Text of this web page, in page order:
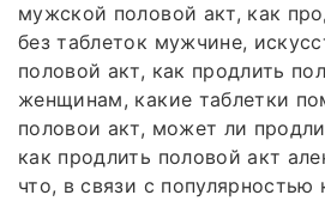
мужской половой акт, как
без таблеток мужчине,
половой акт, как продлить
женщинам, какие таблетки
половои акт, может ли
как продлить половой акт
что, в связи с популярностью